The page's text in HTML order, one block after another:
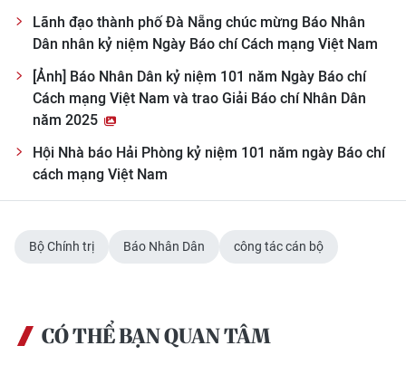
Lãnh đạo thành phố Đà Nẵng chúc mừng Báo Nhân
Dân nhân kỷ niệm Ngày Báo chí Cách mạng Việt Nam
[Ảnh] Báo Nhân Dân kỷ niệm 101 năm Ngày Báo chí
Cách mạng Việt Nam và trao Giải Báo chí Nhân Dân
năm 2025
Hội Nhà báo Hải Phòng kỷ niệm 101 năm ngày Báo chí
cách mạng Việt Nam
Bộ Chính trị Báo Nhân Dân công tác cán bộ
CÓ THỂ BẠN QUAN TÂM